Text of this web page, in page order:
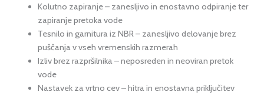
Kolutno zapiranje – zanesljivo in enostavno odpiranje ter
zapiranje pretoka vode
Tesnilo in garnitura iz NBR – zanesljivo delovanje brez
puščanja v vseh vremenskih razmerah
Izliv brez razpršilnika – neposreden in neoviran pretok
vode
Nastavek za vrtno cev – hitra in enostavna priključitev